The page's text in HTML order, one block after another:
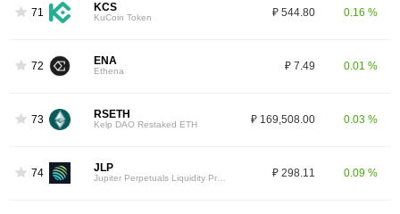
71 KCS
KuCoin Token ₽ 544.80 0.16 %
72 ENA
Ethena ₽ 7.49 0.01 %
73 RSETH
Kelp DAO Restaked ETH ₽ 169,508.00 0.03 %
74 JLP ₽ 298.11 0.09 %